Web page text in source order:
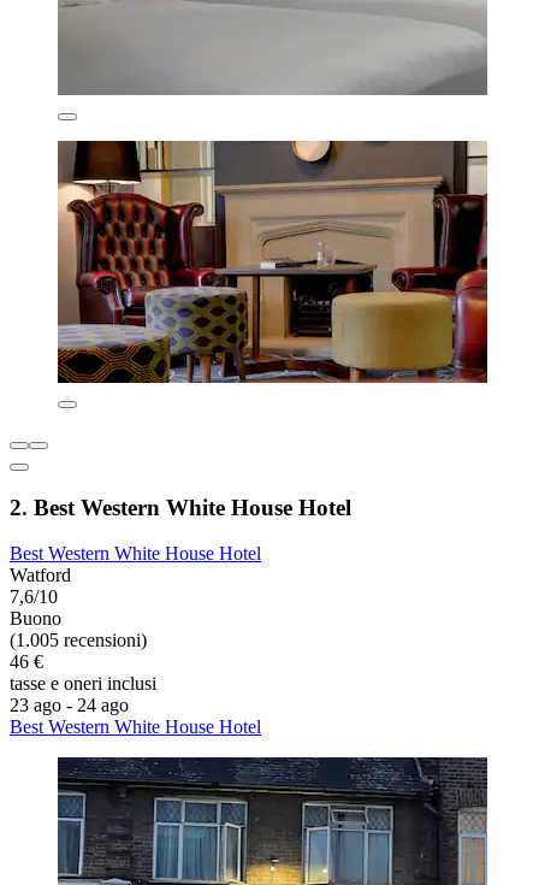
2. Best Western White House Hotel
Best Western White House Hotel
Watford
7,6/10
Buono
(1.005 recensioni)
46 €
tasse e oneri inclusi
23 ago - 24 ago
Best Western White House Hotel